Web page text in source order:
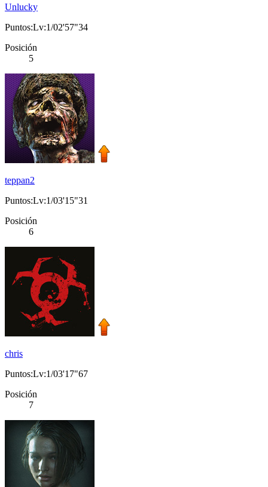
Unlucky
Puntos:Lv:1/02'57"34
Posición
5
teppan2
Puntos:Lv:1/03'15"31
Posición
6
chris
Puntos:Lv:1/03'17"67
Posición
7